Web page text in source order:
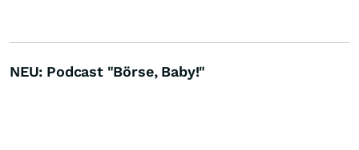
NEU: Podcast "Börse, Baby!"